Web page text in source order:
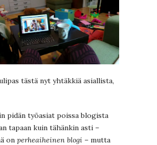
tästä nyt yhtäkkiä asiallista,
pidän työasiat poissa blogista
tapaan kuin tähänkin asti –
on perheaiheinen blogi – mutta